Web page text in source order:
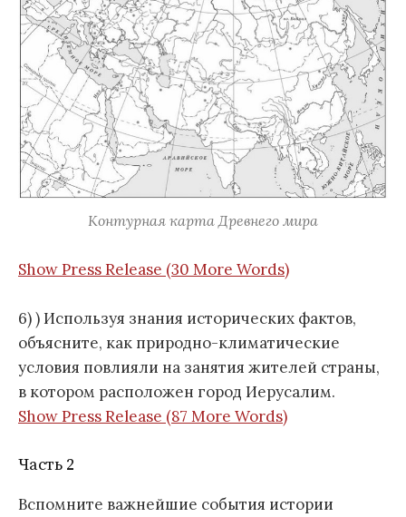
Контурная карта Древнего мира
Show Press Release (30 More Words)
6) ) Используя знания исторических фактов,
объясните, как природно-климатические
условия повлияли на занятия жителей страны,
в котором расположен город Иерусалим.
Show Press Release (87 More Words)
Часть 2
Вспомните важнейшие события истории